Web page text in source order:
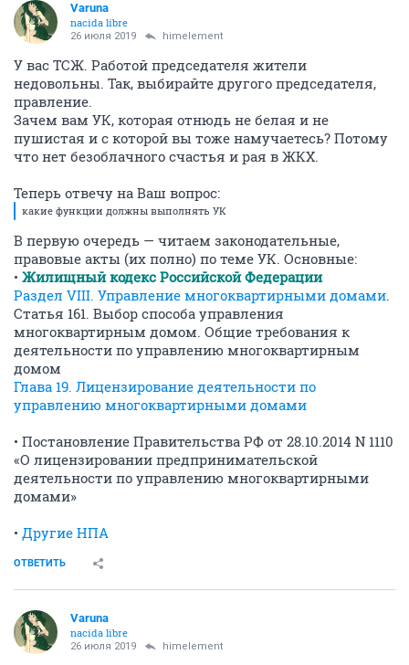
Varuna
nacida libre
26 июля 2019 himelement
У вас ТСЖ. Работой председателя жители
недовольны. Так, выбирайте другого председателя,
правление.
Зачем вам УК, которая отнюдь не белая и не
пушистая и с которой вы тоже намучаетесь? Потому
что нет безоблачного счастья и рая в ЖКХ.
Теперь отвечу на Ваш вопрос:
какие функции должны выполнять УК
В первую очередь — читаем законодательные,
правовые акты (их полно) по теме УК. Основные:
• Жилищный кодекс Российской Федерации
Раздел VIII. Управление многоквартирными домами.
Статья 161. Выбор способа управления
многоквартирным домом. Общие требования к
деятельности по управлению многоквартирным
домом
Глава 19. Лицензирование деятельности по
управлению многоквартирными домами
• Постановление Правительства РФ от 28.10.2014 N 1110
«О лицензировании предпринимательской
деятельности по управлению многоквартирными
домами»
• Другие НПА
ОТВЕТИТЬ
Varuna
nacida libre
26 июля 2019 himelement